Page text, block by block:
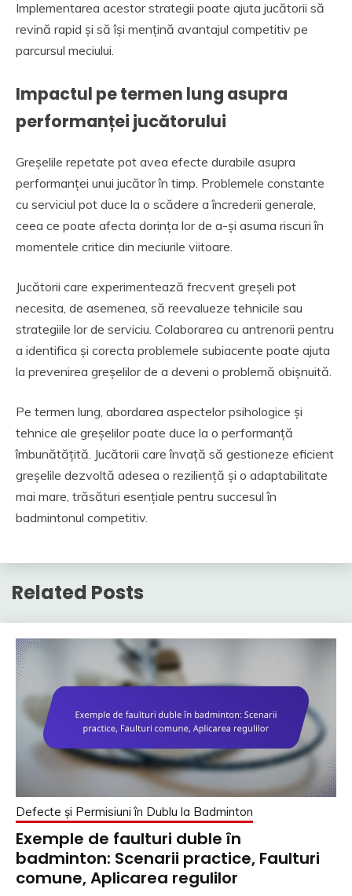
Implementarea acestor strategii poate ajuta jucătorii să
revină rapid și să își mențină avantajul competitiv pe
parcursul meciului.
Impactul pe termen lung asupra
performanței jucătorului
Greșelile repetate pot avea efecte durabile asupra
performanței unui jucător în timp. Problemele constante
cu serviciul pot duce la o scădere a încrederii generale,
ceea ce poate afecta dorința lor de a-și asuma riscuri în
momentele critice din meciurile viitoare.
Jucătorii care experimentează frecvent greșeli pot
necesita, de asemenea, să reevalueze tehnicile sau
strategiile lor de serviciu. Colaborarea cu antrenorii pentru
a identifica și corecta problemele subiacente poate ajuta
la prevenirea greșelilor de a deveni o problemă obișnuită.
Pe termen lung, abordarea aspectelor psihologice și
tehnice ale greșelilor poate duce la o performanță
îmbunătățită. Jucătorii care învață să gestioneze eficient
greșelile dezvoltă adesea o reziliență și o adaptabilitate
mai mare, trăsături esențiale pentru succesul în
badmintonul competitiv.
Related Posts
Defecte și Permisiuni în Dublu la Badminton
Exemple de faulturi duble în
badminton: Scenarii practice, Faulturi
comune, Aplicarea regulilor